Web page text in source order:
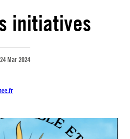
initiatives
Mar 2024